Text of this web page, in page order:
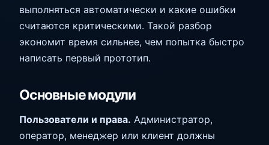
выполняться автоматически и какие ошибки
считаются критическими. Такой разбор
экономит время сильнее, чем попытка быстро
написать первый прототип.
Основные модули
Пользователи и права. Администратор,
оператор, менеджер или клиент должны